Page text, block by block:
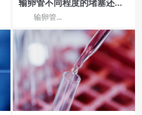
做美国试管婴儿?
输卵管...